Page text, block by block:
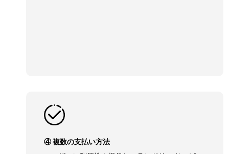
④ 複数の支払い方法